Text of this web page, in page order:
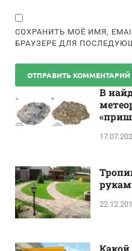
СОХРАНИТЬ МОЁ ИМЯ,
БРАУЗЕРЕ ДЛЯ
В